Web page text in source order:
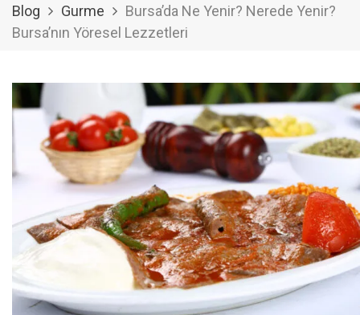
Blog Gurme
Bursa’da Ne Yenir? Nerede Yenir?
Bursa’nın Yöresel Lezzetleri